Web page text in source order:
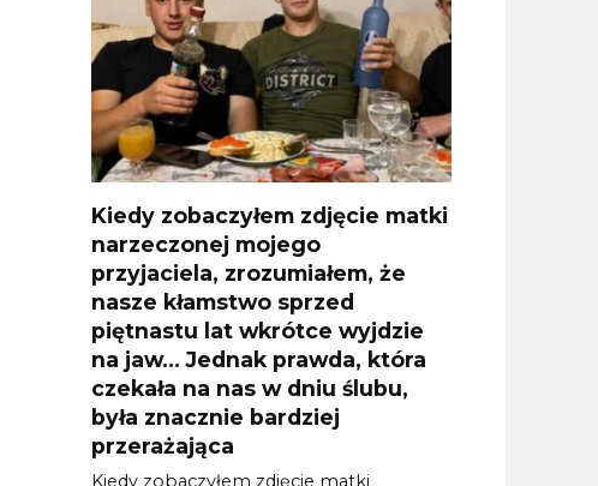
Kiedy zobaczyłem zdjęcie matki
narzeczonej mojego
przyjaciela, zrozumiałem, że
nasze kłamstwo sprzed
piętnastu lat wkrótce wyjdzie
na jaw… Jednak prawda, która
czekała na nas w dniu ślubu,
była znacznie bardziej
przerażająca
Kiedy zobaczyłem zdjęcie matki